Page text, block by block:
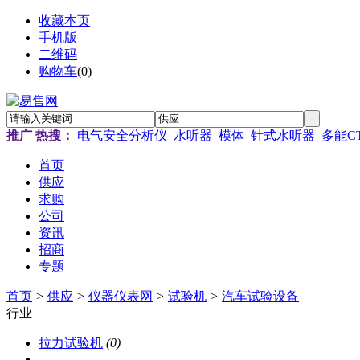
收藏本页
手机版
二维码
购物车(0)
推广 热搜： 电气安全分析仪 水听器 模体 针式水听器 多能
首页
供应
求购
公司
资讯
招商
专题
首页 > 供应 > 仪器仪表网 > 试验机 > 汽车试验设备
行业
拉力试验机 (0)